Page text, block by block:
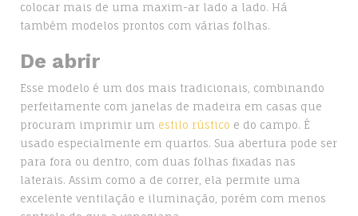
colocar mais de uma maxim-ar lado a lado. Há
também modelos prontos com várias folhas.
De abrir
Esse modelo é um dos mais tradicionais, combinando
perfeitamente com janelas de madeira em casas que
procuram imprimir um estilo rústico e do campo. É
usado especialmente em quartos. Sua abertura pode ser
para fora ou dentro, com duas folhas fixadas nas
laterais. Assim como a de correr, ela permite uma
excelente ventilação e iluminação, porém com menos